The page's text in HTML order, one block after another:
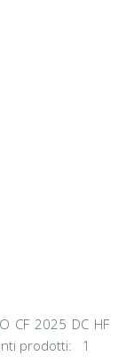
CF 2025 DC HF
prodotti: 1